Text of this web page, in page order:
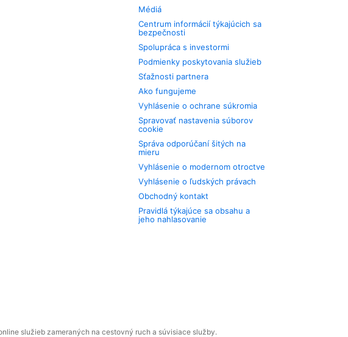
Médiá
Centrum informácií týkajúcich sa
bezpečnosti
Spolupráca s investormi
Podmienky poskytovania služieb
Sťažnosti partnera
Ako fungujeme
Vyhlásenie o ochrane súkromia
Spravovať nastavenia súborov
cookie
Správa odporúčaní šitých na
mieru
Vyhlásenie o modernom otroctve
Vyhlásenie o ľudských právach
Obchodný kontakt
Pravidlá týkajúce sa obsahu a
jeho nahlasovanie
služieb zameraných na cestovný ruch a súvisiace služby.